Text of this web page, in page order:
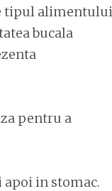
tipul alimentului
bucala
pentru a
apoi in stomac.